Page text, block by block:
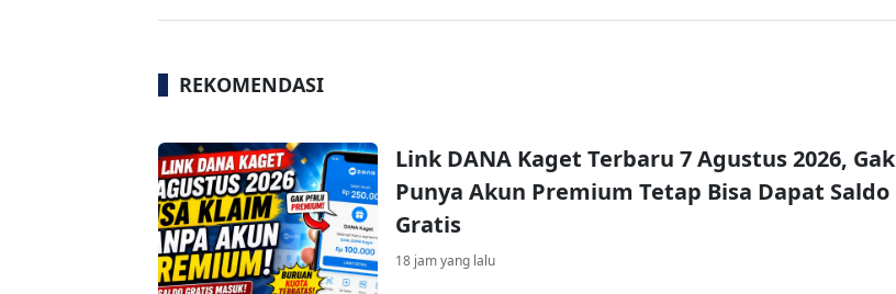
REKOMENDASI
Link DANA Kaget Terbaru 7 Agustus 2026, Gak
Punya Akun Premium Tetap Bisa Dapat Saldo
Gratis
18 jam yang lalu